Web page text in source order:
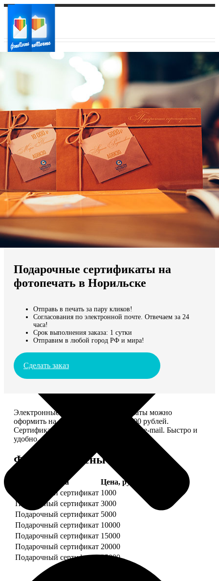
Ваш регион доставки
Выберите из списка:
Мы доставляем по всему миру
Продолжить без города
Подарочные сертификаты на
фотопечать в Норильске
Отправь в печать за пару кликов!
Согласования по электронной почте. Отвечаем за 24
часа!
Срок выполнения заказа: 1 сутки
Отправим в любой город РФ и мира!
Сделать заказ
Электронные подарочные сертификаты можно
оформить на сумму от 1 000 до 25 000 рублей.
Сертификат вы сможете отправить по e-mail. Быстро и
удобно.
Форматы и цены
Услуга
Цена, руб.
Подарочный сертификат 1000
Подарочный сертификат 3000
Подарочный сертификат 5000
Подарочный сертификат 10000
Подарочный сертификат 15000
Подарочный сертификат 20000
Подарочный сертификат 25000